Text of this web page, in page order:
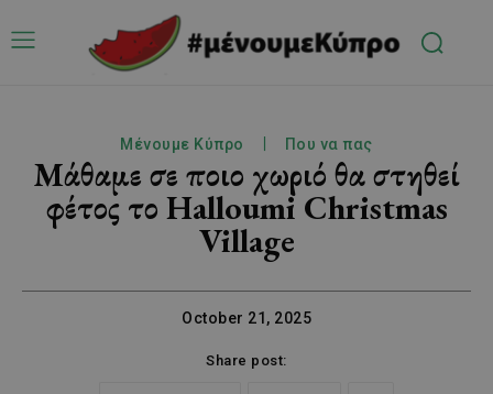
Μένουμε Κύπρο Που να πας
Μάθαμε σε ποιο χωριό θα στηθεί
φέτος το Halloumi Christmas
Village
October 21, 2025
Share post: